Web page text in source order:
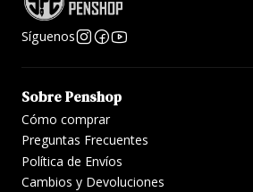
Síguenos
Sobre Penshop
Cómo comprar
Preguntas Frecuentes
Política de Envíos
Cambios y Devoluciones